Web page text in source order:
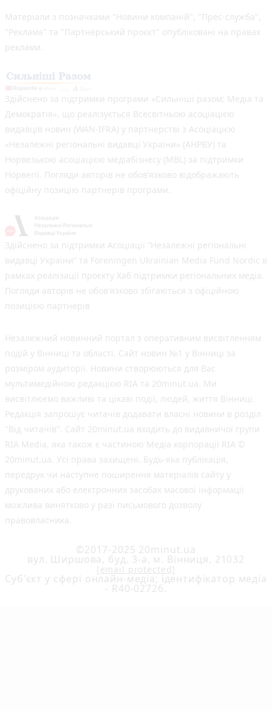
Матеріали з позначками "Новини компаній", "Прес-служба",
"Реклама" та "Партнерський проєкт" опубліковані на правах
реклами.
Здійснено за підтримки програми «Сильніші разом: Медіа та
Демократія», що реалізується Всесвітньою асоціацією
видавців новин (WAN-IFRA) у партнерстві з Асоціацією
«Незалежні регіональні видавці України» (АНРВУ) та
Норвезькою асоціацією медіабізнесу (MBL) за підтримки
Норвегії. Погляди авторів не обов’язково відображають
офіційну позицію партнерів програми.
Здійснено за підтримки Асоціації “Незалежні регіональні
видавці України” та Foreningen Ukrainian Media Fund Nordic в
рамках реалізації проєкту Хаб підтримки регіональних медіа.
Погляди авторів не обов'язково збігаються з офіційною
позицією партнерів
Незалежний новинний портал з оперативним висвітленням
подій у Вінниці та області. Сайт новин №1 у Вінниці за
розміром аудиторії. Новини створюються для Вас
мультимедійною редакцією RIA та 20minut.ua. Ми
висвітлюємо важливі та цікаві події, людей, життя Вінниці.
Редакція запрошує читачів додавати власні новини в розділ
"Від читачів". Сайт 20minut.ua входить до видавничої групи
RIA Media, яка також є частиною Медіа корпорації RIA ©
20minut.ua. Усі права захищені. Будь-яка публiкацiя,
передрук чи наступне поширення матеріалів сайту у
друкованих або електронних засобах масової інформації
можлива винятково у разі письмового дозволу
правовласника.
©2017-2025 20minut.ua
вул. Ширшова, буд. 3-а, м. Вінниця, 21032
[email protected]
Cуб'єкт у сфері онлайн-медіа; ідентифікатор медіа
- R40-02726.